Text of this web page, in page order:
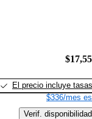
El precio incluye tasas
$336/mes
Verif. disponibilidad